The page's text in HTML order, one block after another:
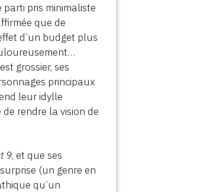
pris minimaliste
que de
d’un budget plus
grossier, ses
principaux
leur idylle
rendre la vision de
9, et que ses
(un genre en
qu’un